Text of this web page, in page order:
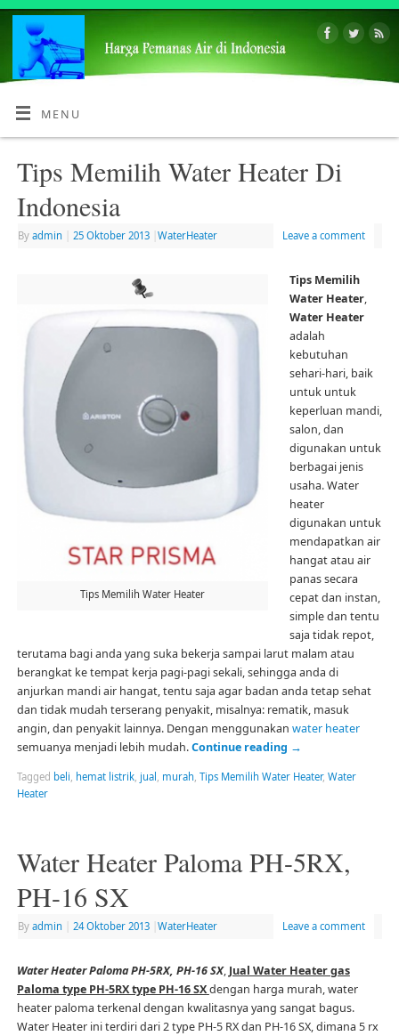
MENU
Tips Memilih Water Heater Di
Indonesia
By admin 25 Oktober 2013 WaterHeater Leave a comment
Tips Memilih Water Heater
Tips Memilih
Water Heater,
Water Heater
adalah
kebutuhan
sehari-hari, baik
untuk untuk
keperluan mandi,
salon, dan
digunakan untuk
berbagai jenis
usaha. Water
heater
digunakan untuk
mendapatkan air
hangat atau air
panas secara
cepat dan instan,
simple dan tentu
saja tidak repot,
terutama bagi anda yang suka bekerja sampai larut malam atau
berangkat ke tempat kerja pagi-pagi sekali, sehingga anda di
anjurkan mandi air hangat, tentu saja agar badan anda tetap sehat
dan tidak mudah terserang penyakit, misalnya: rematik, masuk
angin, dan penyakit lainnya. Dengan menggunakan water heater
semuanya menjadi lebih mudah.Continue reading →
Tagged beli hemat listrik, jual murah Tips Memilih Water Heater, Water
Heater
Water Heater Paloma PH-5RX,
PH-16 SX
By admin 24 Oktober 2013 WaterHeater Leave a comment
Water Heater Paloma PH-5RX, PH-16 SX, Jual Water Heater gas
Paloma type PH-5RX type PH-16 SXdengan harga murah, water
heater paloma terkenal dengan kwalitasnya yang sangat bagus.
Water Heater ini terdiri dari 2 type PH-5 RX dan PH-16 SX, dimana 5 rx